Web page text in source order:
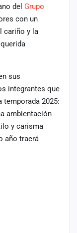
del Grupo
con un
cariño y la
sus
integrantes que
temporada 2025:
ambientación
y carisma
año traerá